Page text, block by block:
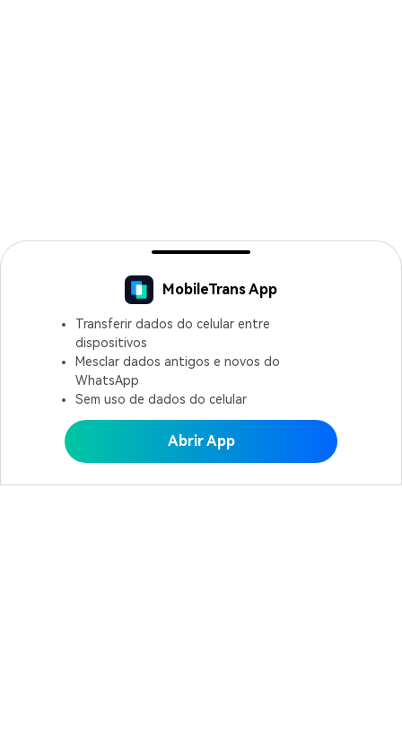
Abrir MobileTrans APP
MobileTrans App
Transferir dados do celular entre
dispositivos
Mesclar dados antigos e novos do
WhatsApp
Sem uso de dados do celular
Abrir App